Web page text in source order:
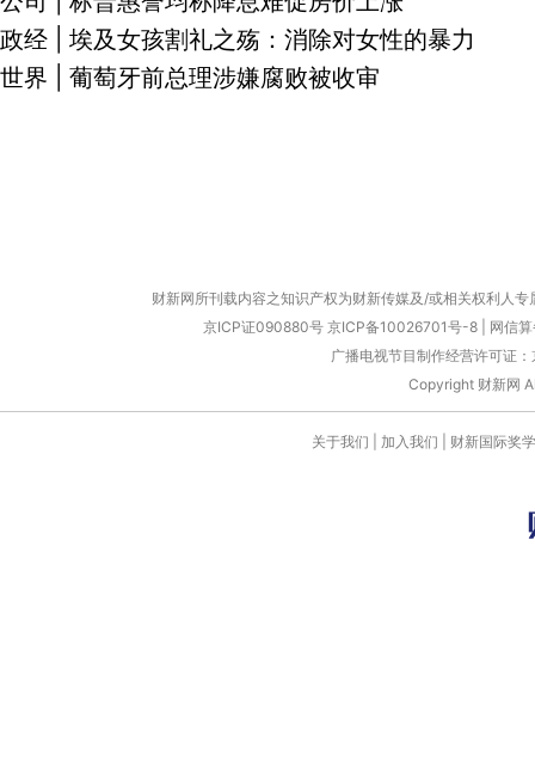
政经
埃及女孩割礼之殇：消除对女性的暴力
世界
葡萄牙前总理涉嫌腐败被收审
财新网所刊载内容之知识产权为财新传媒及/或相关权利人
京ICP证090880号 京ICP备10026701号-8
网信
广播电视节目制作经营许可证
Copyright 财新网
关于我们 加入我们 财新国际奖